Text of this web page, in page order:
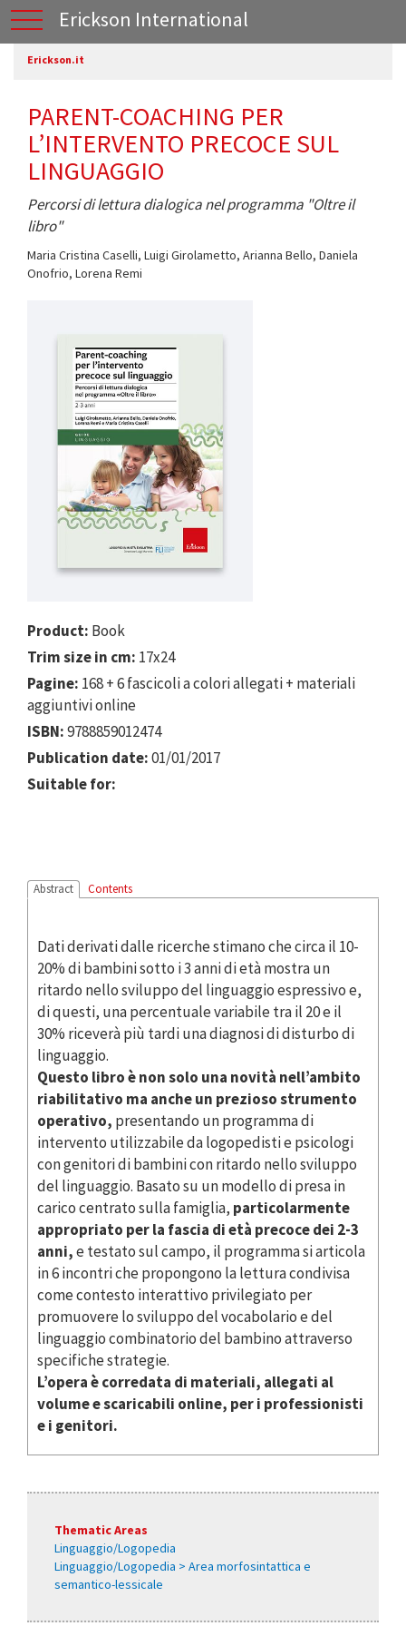
Erickson International
Erickson.it
PARENT-COACHING PER
L’INTERVENTO PRECOCE SUL
LINGUAGGIO
Percorsi di lettura dialogica nel programma "Oltre il
libro"
Maria Cristina Caselli, Luigi Girolametto, Arianna Bello, Daniela
Onofrio, Lorena Remi
Product: Book
Trim size in cm: 17x24
Pagine: 168 + 6 fascicoli a colori allegati + materiali
aggiuntivi online
ISBN:9788859012474
Publication date:01/01/2017
Suitable for:
Abstract Contents
Dati derivati dalle ricerche stimano che circa il 10-
20% di bambini sotto i 3 anni di età mostra un
ritardo nello sviluppo del linguaggio espressivo e,
di questi, una percentuale variabile tra il 20 e il
30% riceverà più tardi una diagnosi di disturbo di
linguaggio.
Questo libro è non solo una novità nell’ambito
riabilitativo ma anche un prezioso strumento
operativo, presentando un programma di
intervento utilizzabile da logopedisti e psicologi
con genitori di bambini con ritardo nello sviluppo
del linguaggio. Basato su un modello di presa in
carico centrato sulla famiglia, particolarmente
appropriato per la fascia di età precoce dei 2-3
anni,e testato sul campo, il programma si articola
in 6 incontri che propongono la lettura condivisa
come contesto interattivo privilegiato per
promuovere lo sviluppo del vocabolario e del
linguaggio combinatorio del bambino attraverso
specifiche strategie.
L’opera è corredata di materiali, allegati al
volume e scaricabili online, per i professionisti
e i genitori.
Thematic Areas
Linguaggio/Logopedia
Linguaggio/Logopedia > Area morfosintattica e
semantico-lessicale